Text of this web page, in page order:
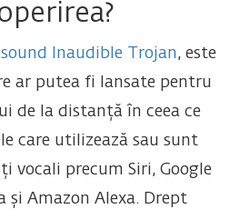
Inaudible Trojan, este
ar putea fi lansate pentru
de la distanță în ceea ce
care utilizează sau sunt
vocali precum Siri, Google
și Amazon Alexa. Drept